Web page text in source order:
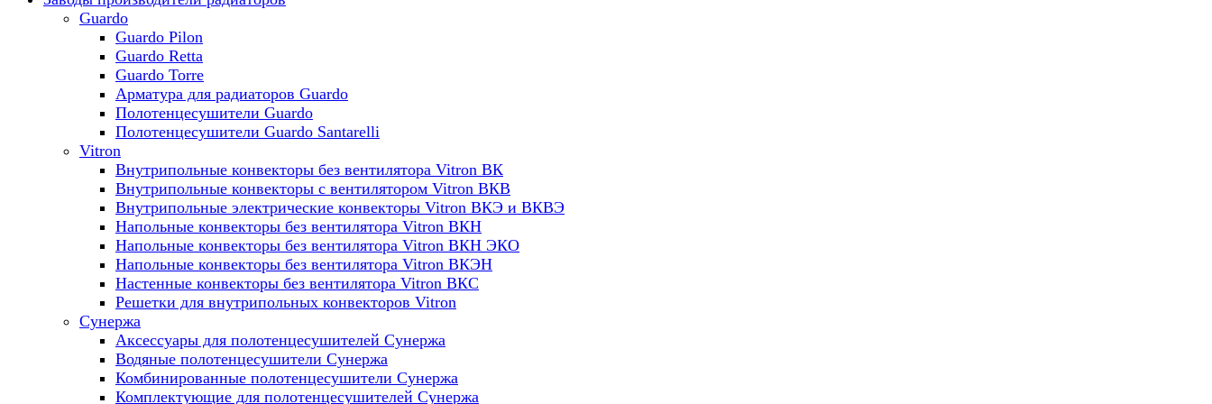
Guardo
Guardo Pilon
Guardo Retta
Guardo Torre
Арматура для радиаторов Guardo
Полотенцесушители Guardo
Полотенцесушители Guardo Santarelli
Vitron
Внутрипольные конвекторы без вентилятора Vitron ВК
Внутрипольные конвекторы с вентилятором Vitron ВКВ
Внутрипольные электрические конвекторы Vitron ВКЭ и ВКВЭ
Напольные конвекторы без вентилятора Vitron ВКН
Напольные конвекторы без вентилятора Vitron ВКН ЭКО
Напольные конвекторы без вентилятора Vitron ВКЭН
Настенные конвекторы без вентилятора Vitron ВКС
Решетки для внутрипольных конвекторов Vitron
Сунержа
Аксессуары для полотенцесушителей Сунержа
Водяные полотенцесушители Сунержа
Комбинированные полотенцесушители Сунержа
Комплектующие для полотенцесушителей Сунержа